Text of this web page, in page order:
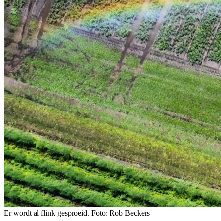
Er wordt al flink gesproeid. Foto: Rob Beckers